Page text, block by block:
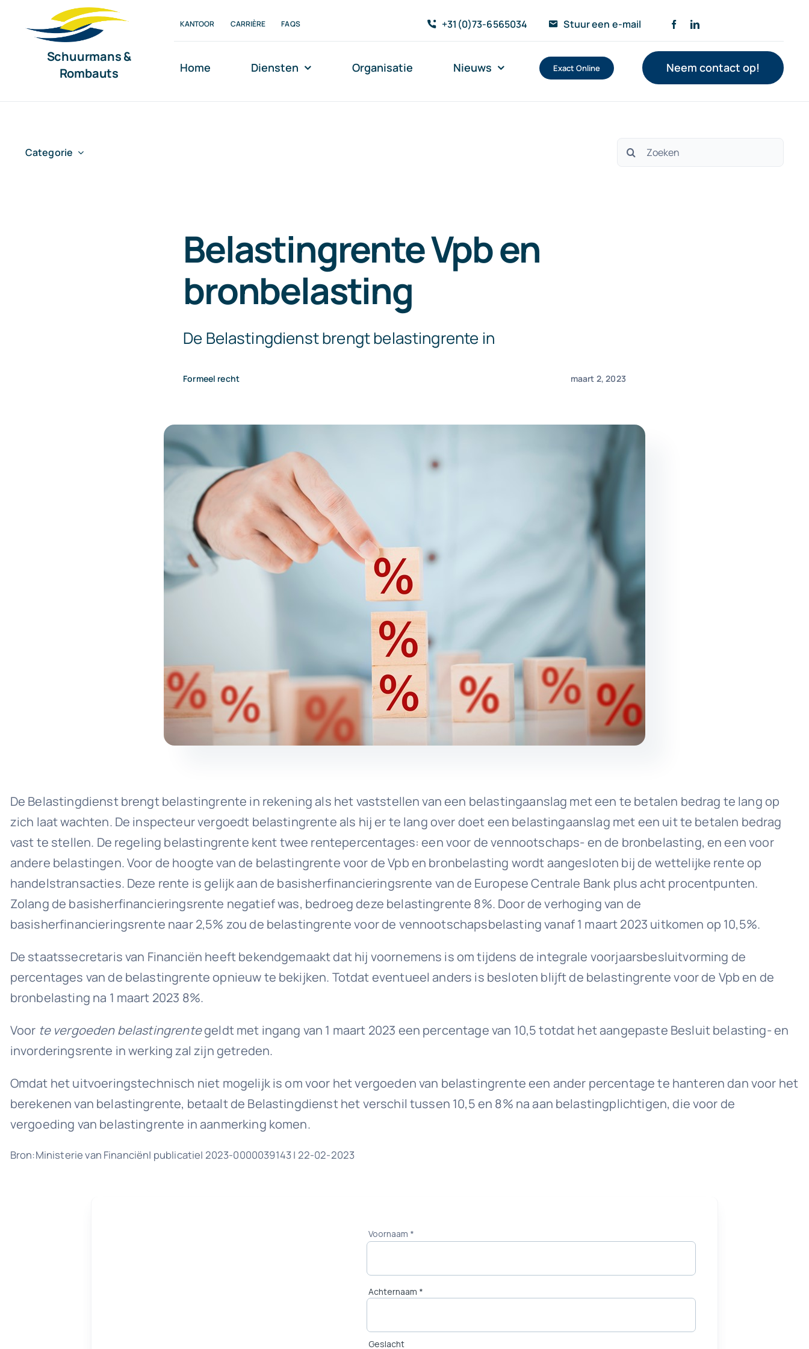
Schuurmans &
Rombauts
KANTOOR CARRIÈRE FAQS +31(0)73-6565034 Stuur een e-mail
Home Diensten Organisatie Nieuws Exact Online Neem contact op!
Categorie
Zoeken
Belastingrente Vpb en
bronbelasting
De Belastingdienst brengt belastingrente in
Formeel recht maart 2, 2023
De Belastingdienst brengt belastingrente in rekening als het vaststellen van een belastingaanslag met een te betalen bedrag te lang op
zich laat wachten. De inspecteur vergoedt belastingrente als hij er te lang over doet een belastingaanslag met een uit te betalen bedrag
vast te stellen. De regeling belastingrente kent twee rentepercentages: een voor de vennootschaps- en de bronbelasting, en een voor
andere belastingen. Voor de hoogte van de belastingrente voor de Vpb en bronbelasting wordt aangesloten bij de wettelijke rente op
handelstransacties. Deze rente is gelijk aan de basisherfinancieringsrente van de Europese Centrale Bank plus acht procentpunten.
Zolang de basisherfinancieringsrente negatief was, bedroeg deze belastingrente 8%. Door de verhoging van de
basisherfinancieringsrente naar 2,5% zou de belastingrente voor de vennootschapsbelasting vanaf 1 maart 2023 uitkomen op 10,5%.
De staatssecretaris van Financiën heeft bekendgemaakt dat hij voornemens is om tijdens de integrale voorjaarsbesluitvorming de
percentages van de belastingrente opnieuw te bekijken. Totdat eventueel anders is besloten blijft de belastingrente voor de Vpb en de
bronbelasting na 1 maart 2023 8%.
Voor te vergoeden belastingrentegeldt met ingang van 1 maart 2023 een percentage van 10,5 totdat het aangepaste Besluit belasting- en
invorderingsrente in werking zal zijn getreden.
Omdat het uitvoeringstechnisch niet mogelijk is om voor het vergoeden van belastingrente een ander percentage te hanteren dan voor het
berekenen van belastingrente, betaalt de Belastingdienst het verschil tussen 10,5 en 8% na aan belastingplichtigen, die voor de
vergoeding van belastingrente in aanmerking komen.
Bron:Ministerie van Financiën| publicatie| 2023-0000039143 | 22-02-2023